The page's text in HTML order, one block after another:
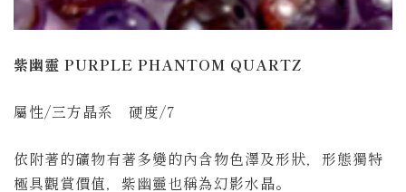
紫幽靈 PURPLE PHANTOM QUARTZ
屬性/三方晶系 硬度/7
依附著的礦物有著多變的內含物色澤及形狀，形態獨特
極具觀賞價值，紫幽靈也稱為幻影水晶。